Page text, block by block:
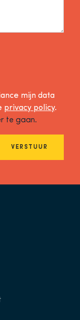
mijn data
privacy policy.
te gaan.
VERSTUUR